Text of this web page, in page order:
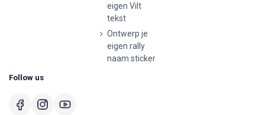
eigen Vilt
tekst
Ontwerp je
eigen rally
naam sticker
Follow us